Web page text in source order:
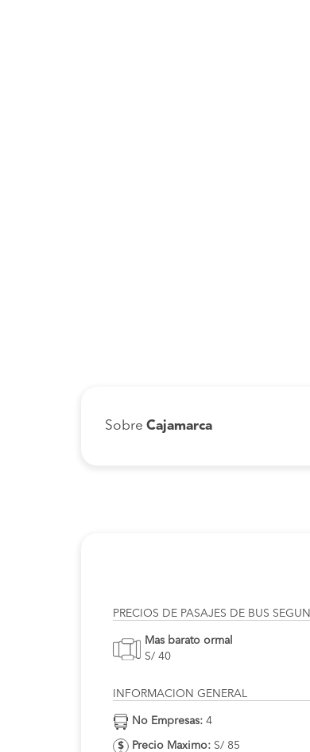
Sobre Cajamarca
PRECIOS DE PASAJES DE BUS
Mas barato ormal
S/ 40
INFORMACION GENERAL
No Empresas: 4
Precio Maximo: S/ 85